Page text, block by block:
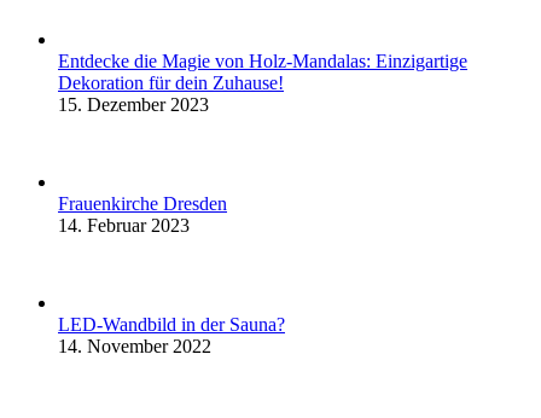
Entdecke die Magie von Holz-Mandalas: Einzigartige
Dekoration für dein Zuhause!
15. Dezember 2023
Frauenkirche Dresden
14. Februar 2023
LED-Wandbild in der Sauna?
14. November 2022